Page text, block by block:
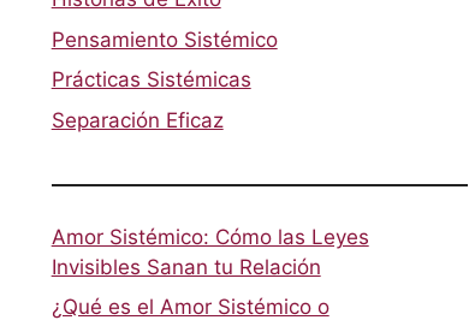
Pensamiento Sistémico
Prácticas Sistémicas
Separación Eficaz
Amor Sistémico: Cómo las Leyes
Invisibles Sanan tu Relación
¿Qué es el Amor Sistémico o